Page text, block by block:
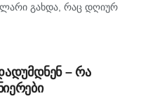
გახდა, რაც დღიურ
იან მატებას
– რა